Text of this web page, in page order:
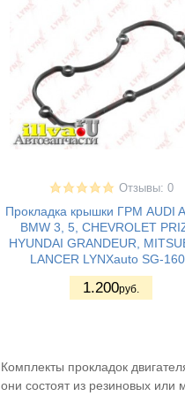
Отзывы: 0
Прокладка крышки ГРМ AUDI
BMW 3, 5, CHEVROLET
HYUNDAI GRANDEUR,
LANCER LYNXauto SG-
1.200руб.
Комплекты прокладок
они состоят из резиновых или